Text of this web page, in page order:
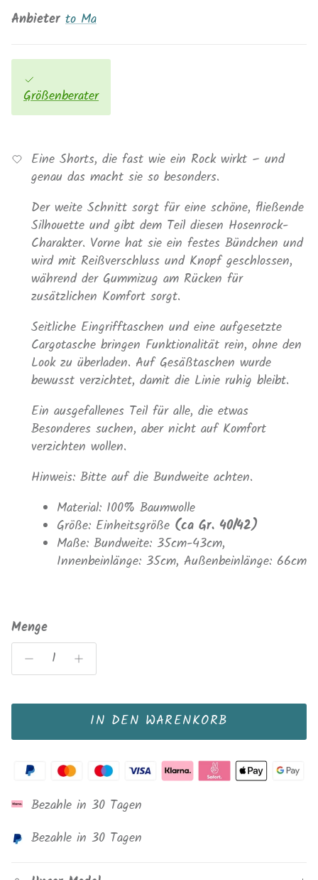
Anbieter to Ma
Größenberater
Eine Shorts, die fast wie ein Rock wirkt – und
genau das macht sie so besonders.
Der weite Schnitt sorgt für eine schöne, fließende
Silhouette und gibt dem Teil diesen Hosenrock-
Charakter. Vorne hat sie ein festes Bündchen und
wird mit Reißverschluss und Knopf geschlossen,
während der Gummizug am Rücken für
zusätzlichen Komfort sorgt.
Seitliche Eingrifftaschen und eine aufgesetzte
Cargotasche bringen Funktionalität rein, ohne den
Look zu überladen. Auf Gesäßtaschen wurde
bewusst verzichtet, damit die Linie ruhig bleibt.
Ein ausgefallenes Teil für alle, die etwas
Besonderes suchen, aber nicht auf Komfort
verzichten wollen.
Hinweis: Bitte auf die Bundweite achten.
Material: 100% Baumwolle
Größe: Einheitsgröße (ca Gr. 40/42)
Maße: Bundweite: 35cm-43cm,
Innenbeinlänge: 35cm, Außenbeinlänge: 66cm
Menge
IN DEN WARENKORB
Bezahle in 30 Tagen
Bezahle in 30 Tagen